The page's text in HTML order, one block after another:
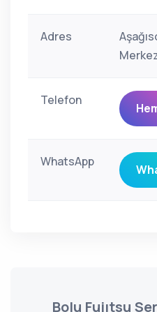
Adres
Telefon
WhatsApp
Bolu Fujıtsu